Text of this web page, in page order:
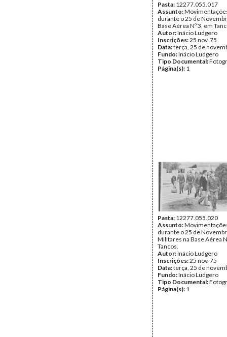
Pasta: 12277.055.017
Assunto:
durante o 25 de
Base Aérea Nº 3, em
Autor:Inácio Ludgero
Inscrições:25 nov. 75
Data:terça, 25 de
Fundo:Inácio Ludgero
Tipo Documental:
Página(s): 1
Pasta: 12277.055.020
Assunto:
durante o 25 de
Militares na Base Aérea
Tancos.
Autor:Inácio Ludgero
Inscrições:25 nov. 75
Data:terça, 25 de
Fundo:Inácio Ludgero
Tipo Documental:
Página(s): 1